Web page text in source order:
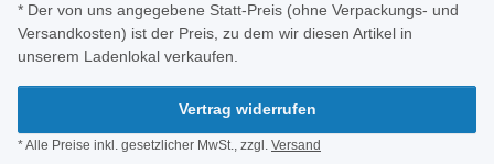
* Der von uns angegebene Statt-Preis (ohne Verpackungs- und
Versandkosten) ist der Preis, zu dem wir diesen Artikel in
unserem Ladenlokal verkaufen.
Vertrag widerrufen
* Alle Preise inkl. gesetzlicher MwSt., zzgl. Versand